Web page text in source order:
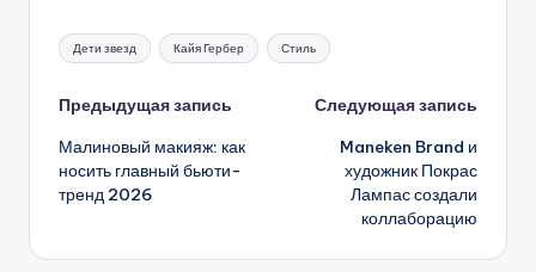
Метки:
Дети звезд Кайя Гербер Стиль
Навигация
записи
Предыдущая запись
Малиновый макияж: как
носить главный бьюти-
тренд 2026
Следующая запись
Maneken Brand и
художник Покрас
Лампас создали
коллаборацию